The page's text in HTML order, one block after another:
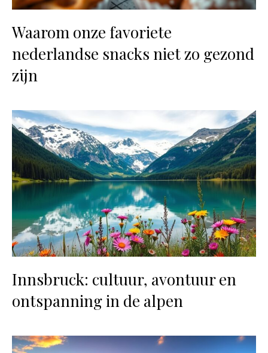
Waarom onze favoriete
nederlandse snacks niet zo gezond
zijn
Innsbruck: cultuur, avontuur en
ontspanning in de alpen